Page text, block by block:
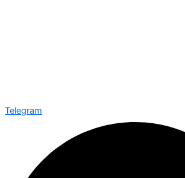
Telegram